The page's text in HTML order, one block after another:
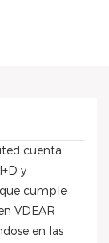
cuenta
y
cumple
VDEAR
en las